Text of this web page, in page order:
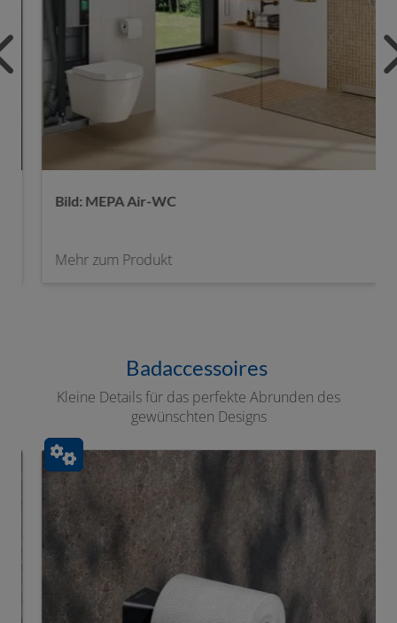
Badaccessoires
Kleine Details für das perfekte Abrunden des
gewünschten Designs